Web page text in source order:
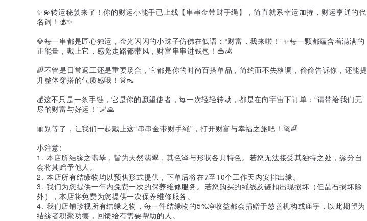
✨💫转运秘笈来了！你的财运小能手已上线【串串金带财手绳】，简直就系幸运加持，财运亨通的代
名词！💰✨
💎每一串都是匠心独运，金光闪闪的小珠子仿佛在低语：“财富，我来啦！”✨每一颗都蕴含着满满的
正能量，戴上它，感觉走路都带风，财富串串进钱包！👜💰
🌈不管是日常返工还是重要场合，它都是你的时尚百搭单品，简约而不失格调，偷偷告诉你，还能提
升整体穿搭的气质感哦！👗👠
💰这不只是一条手链，它是你的愿望使者，每一次轻轻转动，都是在向宇宙下订单：“请带给我们无
尽的财富与好运！”🌌🙏
🎀别等了，让我们一起戴上这“串串金带财手绳”，打开财富与幸福之旅吧！🚀🌈
小注意:
1. 本店所结缘之翡翠，皆为天然翡翠，其色泽与形状各具特色。若您无法接受其独特之处，缘分自
会将其赠予他人。
2. 本店所有结缘物均以预售形式提供，下单后将在7至10个工作天内安排出缘。
3. 我们为您提供一年内免费一次的保养维修服务。若您购买的绳线及链扣出现损坏（但晶石损坏除
外），本店将免费为您提供一次保养维修服务。
4. 我们店铺珍视所有结缘之物，每一件结缘物的5%净收益都会捐赠于慈善机构或庙宇，以此期望为
结缘者积聚功德，回馈给有需要帮助的人。